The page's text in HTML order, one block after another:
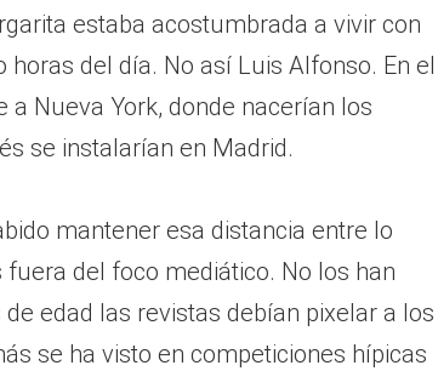
estaba acostumbrada a vivir con
del día. No así Luis Alfonso. En el
Nueva York, donde nacerían los
se instalarían en Madrid.
mantener esa distancia entre lo
del foco mediático. No los han
edad las revistas debían pixelar a los
se ha visto en competiciones hípicas